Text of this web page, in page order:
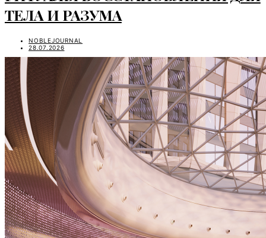
ТЕЛА И РАЗУМА
NOBLEJOURNAL
28.07.2026